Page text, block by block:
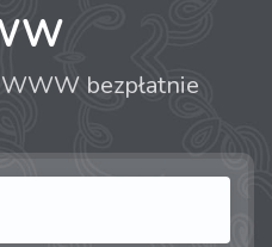
bezpłatnie